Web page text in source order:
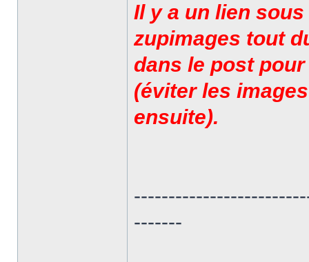
Il y a un lien
zupimages tout
dans le post
(éviter les
ensuite).
-------